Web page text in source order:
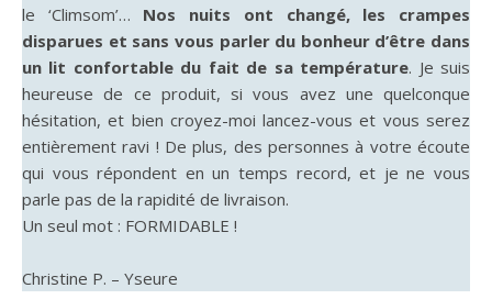
le ‘Climsom’… Nos nuits ont changé, les crampes
disparues et sans vous parler du bonheur d’être dans
un lit confortable du fait de sa température. Je suis
heureuse de ce produit, si vous avez une quelconque
hésitation, et bien croyez-moi lancez-vous et vous serez
entièrement ravi ! De plus, des personnes à votre écoute
qui vous répondent en un temps record, et je ne vous
parle pas de la rapidité de livraison.
Un seul mot : FORMIDABLE !
Christine P. – Yseure